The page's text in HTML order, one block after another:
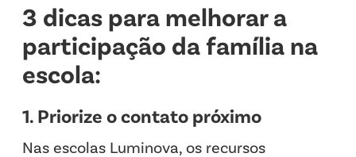
3 dicas para melhorar a
participação da família na
escola:
1. Priorize o contato próximo
Nas escolas Luminova, os recursos